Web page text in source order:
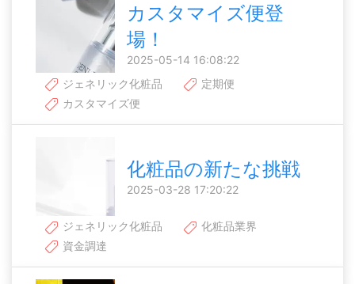
カスタマイズ便登
場！
2025-05-14 16:08:22
ジェネリック化粧品
定期便
カスタマイズ便
化粧品の新たな挑戦
2025-03-28 17:20:22
ジェネリック化粧品
化粧品業界
資金調達